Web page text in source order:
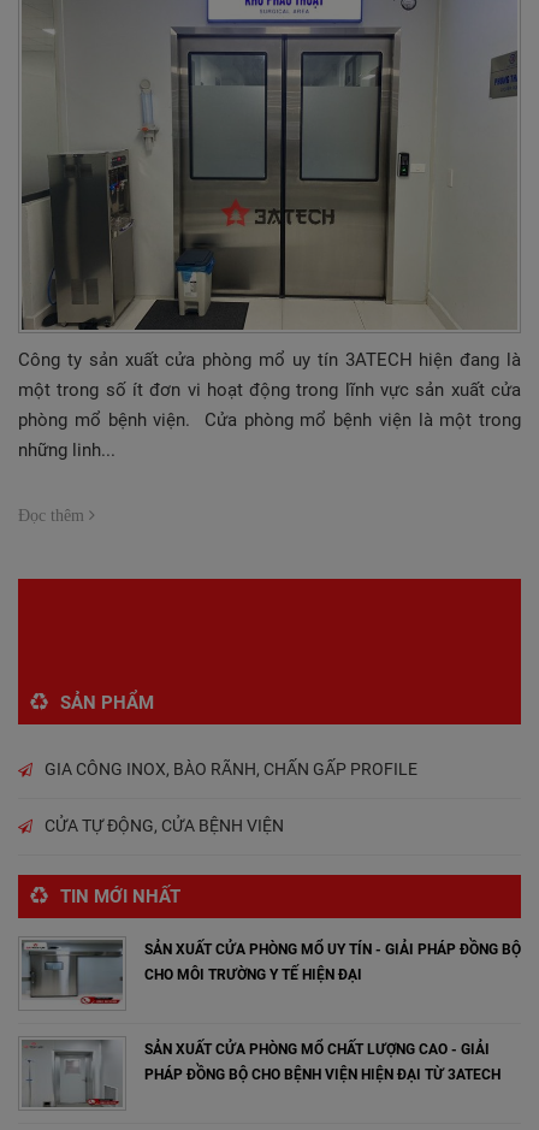
Công ty sản xuất cửa phòng mổ uy tín 3ATECH hiện đang là
một trong số ít đơn vi hoạt động trong lĩnh vực sản xuất cửa
phòng mổ bệnh viện. Cửa phòng mổ bệnh viện là một trong
những linh...
Đọc thêm
SẢN PHẨM
GIA CÔNG INOX, BÀO RÃNH, CHẤN GẤP PROFILE
CỬA TỰ ĐỘNG, CỬA BỆNH VIỆN
TIN MỚI NHẤT
SẢN XUẤT CỬA PHÒNG MỔ UY TÍN - GIẢI PHÁP ĐỒNG BỘ
CHO MÔI TRƯỜNG Y TẾ HIỆN ĐẠI
SẢN XUẤT CỬA PHÒNG MỔ CHẤT LƯỢNG CAO - GIẢI
PHÁP ĐỒNG BỘ CHO BỆNH VIỆN HIỆN ĐẠI TỪ 3ATECH